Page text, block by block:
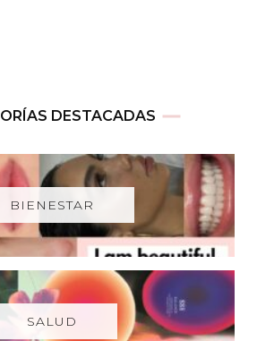
DESTACADAS
BIENESTAR
SALUD